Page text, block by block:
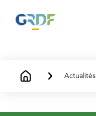
Actualités